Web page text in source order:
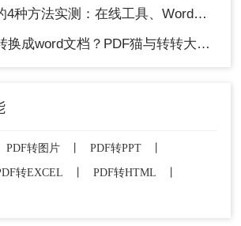
实测：在线工具、Word、Adobe与开源软件对比！！
档？PDF猫与转转大师2种在线工具使用指南与功能对比！
PDF转图片 PDF转PPT
转EXCEL 丨 PDF转HTML
丨